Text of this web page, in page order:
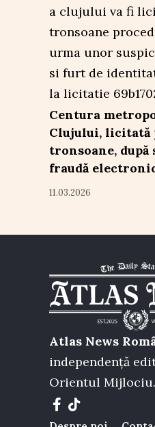
Centura
Clujului, licitată
tronsoane,
fraudă
11.03.2026
Atlas News
independență
Orientul Mijlociu.